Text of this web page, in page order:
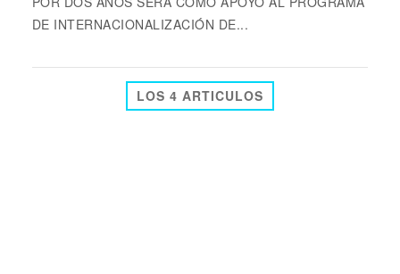
DE INTERNACIONALIZACIÓN DE...
LOS 4 ARTICULOS